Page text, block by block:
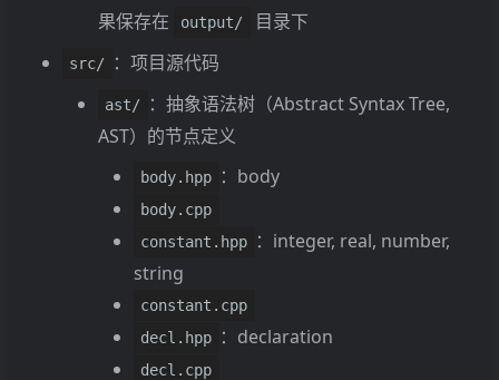
7.5.5 所有表达式类
7.5.6 Identifier
7.5.8 Operator
7.5.9 所有参数类
7.5.10 Program
7.5.11 所有语句类
7.5.12 所有类型类
果保存在
output/ 目录下
src/ ：项目源代码
ast/
：抽象语法树（Abstract Syntax Tree,
AST）的节点定义
body.hpp ：body
body.cpp
constant.hpp
：integer, real, number,
string
constant.cpp
decl.hpp
：declaration
decl.cpp